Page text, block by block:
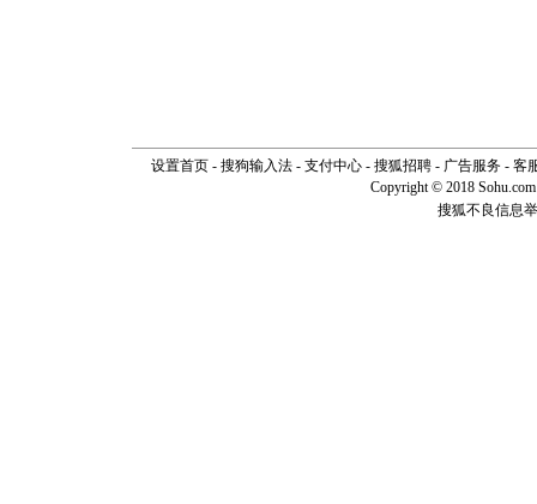
设置首页- 搜狗输入法- 支付中心- 搜狐招聘- 广告服务- 客
Copyright © 2018
搜狐不良信息